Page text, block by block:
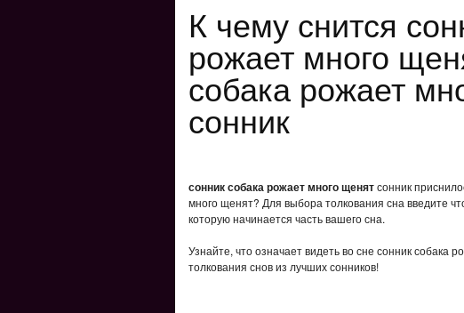
К чему снится сонник собака
рожает много
собака рожает
сонник
сонник собака рожает много щенятсонник
много щенят? Для выбора толкования сна введите
которую начинается часть вашего сна.
Узнайте, что означает видеть во сне сонник собака
толкования снов из лучших сонников!